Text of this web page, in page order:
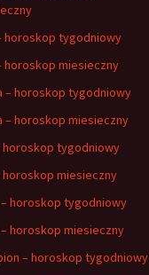
horoskop tygodniowy
horoskop miesieczny
– horoskop tygodniowy
– horoskop miesieczny
horoskop tygodniowy
horoskop miesieczny
horoskop tygodniowy
horoskop miesieczny
– horoskop tygodniowy